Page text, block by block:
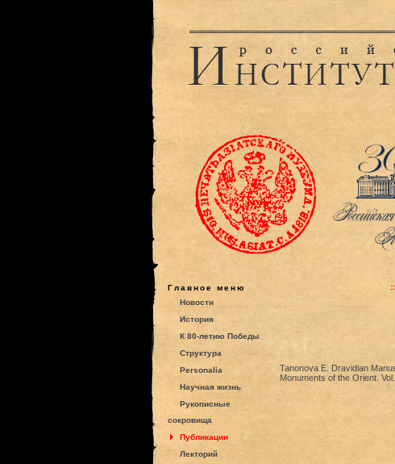
Главное меню
Новости
История
К 80-летию Победы
Структура
Personalia
Научная жизнь
Рукописные
сокровища
Публикации
Лекторий
::
Tanonova E. Dravidian
Monuments of the Orient.